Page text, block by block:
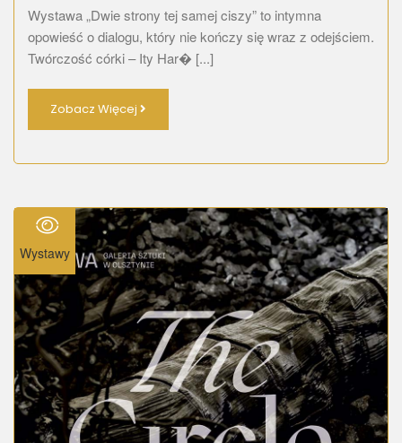
Wystawa „Dwie strony tej samej ciszy” to intymna
opowieść o dialogu, który nie kończy się wraz z odejściem.
Twórczość córki – Ity Har� [...]
Zobacz Więcej
Wystawy